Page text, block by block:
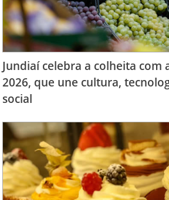
Jundiaí celebra a colheita com
2026, que une cultura,
social